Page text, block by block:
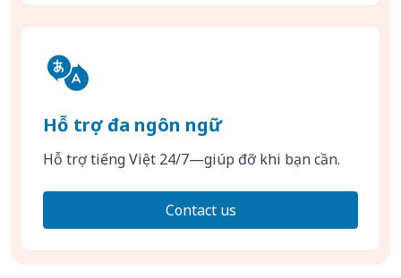
Hỗ trợ đa ngôn ngữ
Hỗ trợ tiếng Việt 24/7—giúp đỡ khi bạn cần.
Contact us